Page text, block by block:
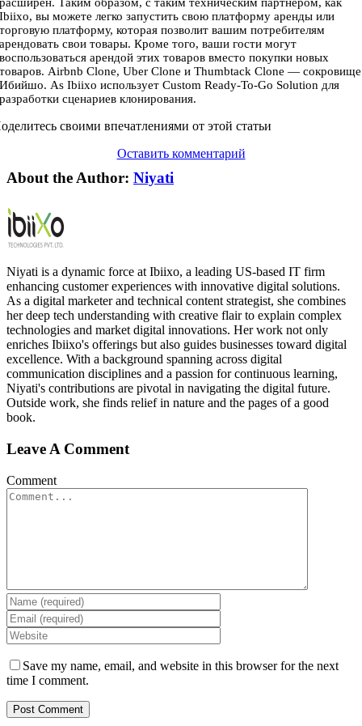
расширен. Таким образом, с таким техническим партнером, как
Ibiixo, вы можете легко запустить свою платформу аренды или
торговую платформу, которая позволит вашим потребителям
арендовать свои товары. Кроме того, ваши гости могут
воспользоваться арендой этих товаров вместо покупки новых
товаров. Airbnb Clone, Uber Clone и Thumbtack Clone — сокровище
Ибийшо. As Ibiixo использует Custom Ready-To-Go Solution для
разработки сценариев клонирования.
своими впечатлениями от этой статьи
Оставить комментарий
About the Author: Niyati
Niyati is a dynamic force at Ibiixo, a leading US-based IT firm
enhancing customer experiences with innovative digital solutions.
As a digital marketer and technical content strategist, she combines
her deep tech understanding with creative flair to explain complex
technologies and market digital innovations. Her work not only
enriches Ibiixo's offerings but also guides businesses toward digital
excellence. With a background spanning across digital
communication disciplines and a passion for continuous learning,
Niyati's contributions are pivotal in navigating the digital future.
Outside work, she finds relief in nature and the pages of a good
book.
Leave A Comment
Comment
Save my name, email, and website in this browser for the next
time I comment.